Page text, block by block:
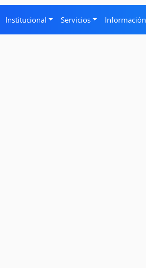
Institucional Servicios Información